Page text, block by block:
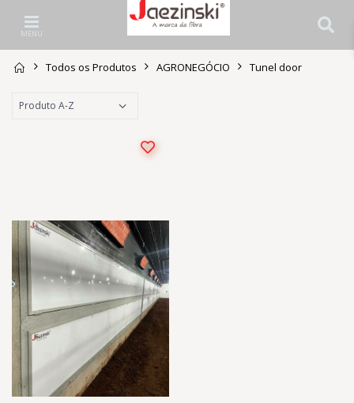
MENU
Todos os Produtos AGRONEGÓCIO Tunel door